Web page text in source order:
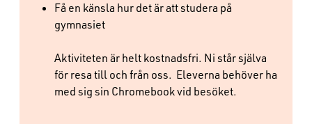
Få en känsla hur det är att studera på
gymnasiet
Aktiviteten är helt kostnadsfri. Ni står själva
för resa till och från oss. Eleverna behöver ha
med sig sin Chromebook vid besöket.